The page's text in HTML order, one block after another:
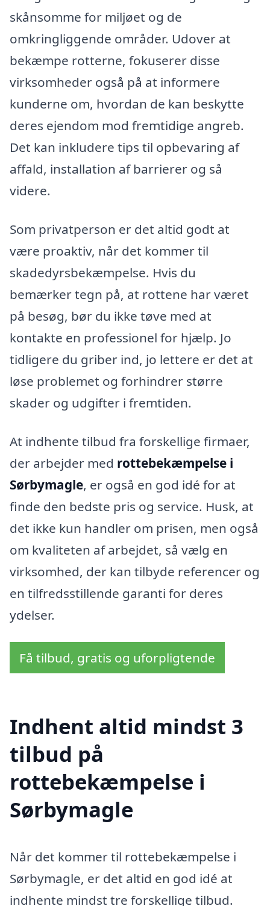
skånsomme for miljøet og de
omkringliggende områder. Udover at
bekæmpe rotterne, fokuserer disse
virksomheder også på at informere
kunderne om, hvordan de kan beskytte
deres ejendom mod fremtidige angreb.
Det kan inkludere tips til opbevaring af
affald, installation af barrierer og så
videre.
Som privatperson er det altid godt at
være proaktiv, når det kommer til
skadedyrsbekæmpelse. Hvis du
bemærker tegn på, at rottene har været
på besøg, bør du ikke tøve med at
kontakte en professionel for hjælp. Jo
tidligere du griber ind, jo lettere er det at
løse problemet og forhindrer større
skader og udgifter i fremtiden.
At indhente tilbud fra forskellige firmaer,
der arbejder med rottebekæmpelse i
Sørbymagle, er også en god idé for at
finde den bedste pris og service. Husk, at
det ikke kun handler om prisen, men også
om kvaliteten af arbejdet, så vælg en
virksomhed, der kan tilbyde referencer og
en tilfredsstillende garanti for deres
ydelser.
Få tilbud, gratis og uforpligtende
Indhent altid mindst 3
tilbud på
rottebekæmpelse i
Sørbymagle
Når det kommer til rottebekæmpelse i
Sørbymagle, er det altid en god idé at
indhente mindst tre forskellige tilbud.